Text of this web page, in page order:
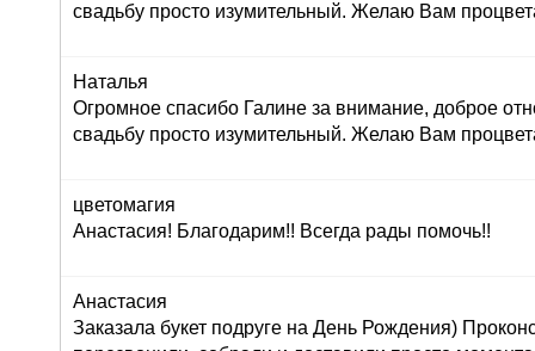
свадьбу просто изумительный. Желаю Вам
Наталья
Огромное спасибо Галине за внимание, доброе
свадьбу просто изумительный. Желаю Вам
цветомагия
Анастасия! Благодарим!! Всегда рады помочь!!
Анастасия
Заказала букет подруге на День Рождения)